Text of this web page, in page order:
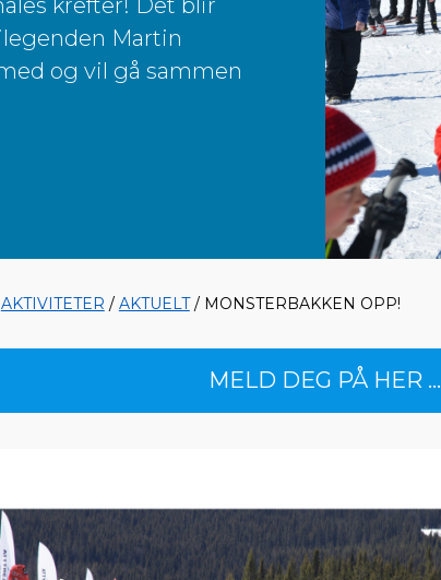
krefter! Det blir
Martin
og vil gå sammen
AKTIVITETER / AKTUELT/ MONSTERBAKKEN OPP!
MELD DEG PÅ HER ...